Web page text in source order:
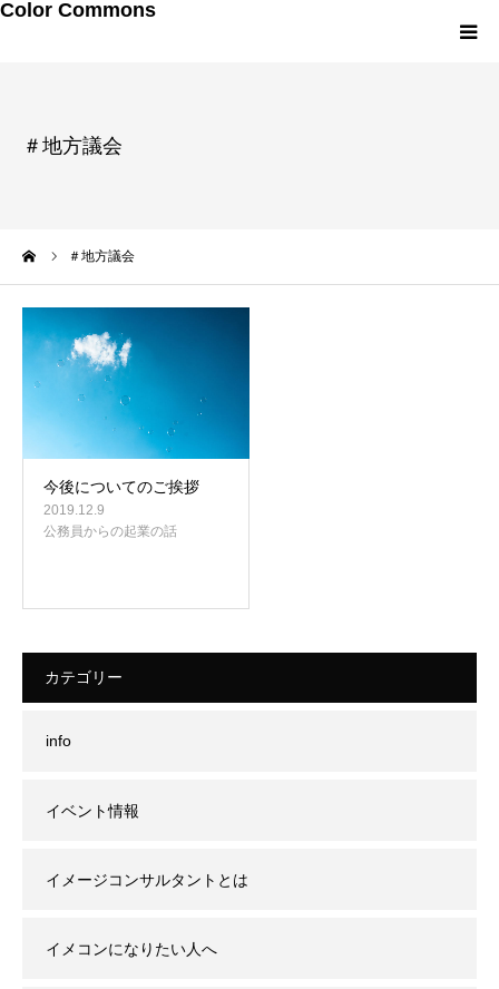
Color Commons
＃地方議会
＃地方議会
今後についてのご挨拶
2019.12.9
公務員からの起業の話
カテゴリー
info
イベント情報
イメージコンサルタントとは
イメコンになりたい人へ
研修・講演メニュー
メルマガ・書籍